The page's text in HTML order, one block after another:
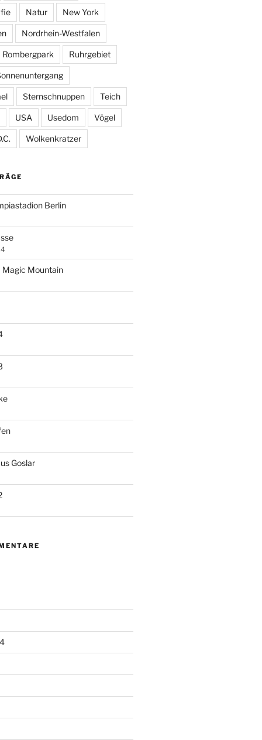
Natur New York
Nordrhein-Westfalen
Rombergpark Ruhrgebiet
Sternschnuppen Teich
USA Usedom Vögel
Wolkenkratzer
Berlin
Magic Mountain
Goslar